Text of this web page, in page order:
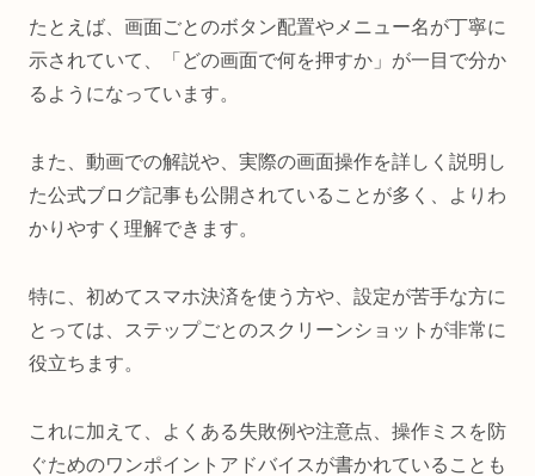
たとえば、画面ごとのボタン配置やメニュー名が丁寧に
示されていて、「どの画面で何を押すか」が一目で分か
るようになっています。
また、動画での解説や、実際の画面操作を詳しく説明し
た公式ブログ記事も公開されていることが多く、よりわ
かりやすく理解できます。
特に、初めてスマホ決済を使う方や、設定が苦手な方に
とっては、ステップごとのスクリーンショットが非常に
役立ちます。
これに加えて、よくある失敗例や注意点、操作ミスを防
ぐためのワンポイントアドバイスが書かれていることも